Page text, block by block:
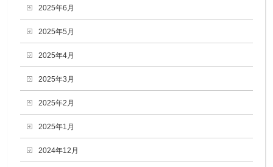
2025年6月
2025年5月
2025年4月
2025年3月
2025年2月
2025年1月
2024年12月